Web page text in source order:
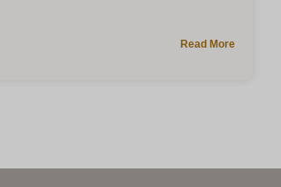
Read More